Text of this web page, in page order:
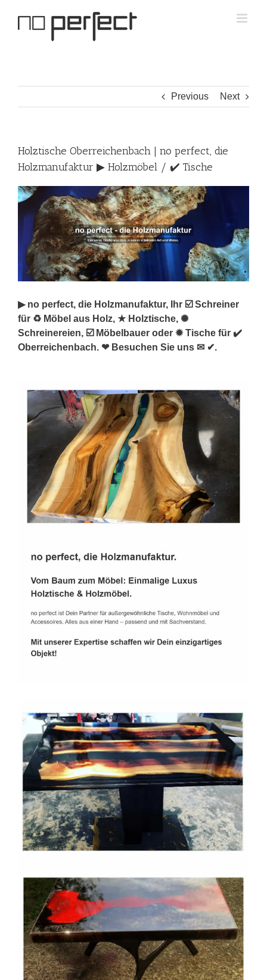
Previous Next
Holztische Oberreichenbach | no perfect, die
Holzmanufaktur ▶︎ Holzmöbel / ✔️ Tische
▶︎ no perfect, die Holzmanufaktur, Ihr ☑️ Schreiner
für ♻ Möbel aus Holz, ★ Holztische, ✺
Schreinereien, ☑️ Möbelbauer oder ✹ Tische für ✔️
Oberreichenbach. ❤ Besuchen Sie uns ✉ ✔.